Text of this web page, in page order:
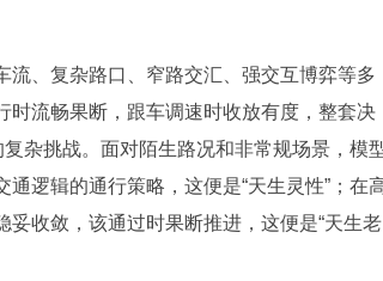
、复杂路口、窄路交汇、强交互博弈等多
时流畅果断，跟车调速时收放有度，整套决
杂挑战。面对陌生路况和非常规场景，模
逻辑的通行策略，这便是“天生灵性”；在
收敛，该通过时果断推进，这便是“天生老